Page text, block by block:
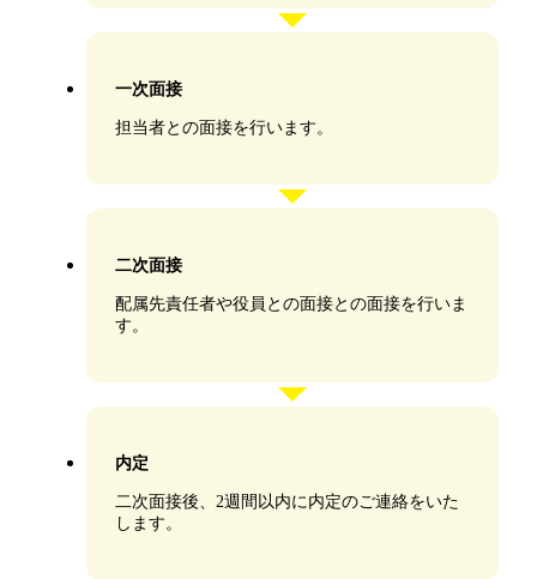
一次面接
担当者との面接を行います。
二次面接
配属先責任者や役員との面接との面接を行いま
す。
内定
二次面接後、2週間以内に内定のご連絡をいた
します。